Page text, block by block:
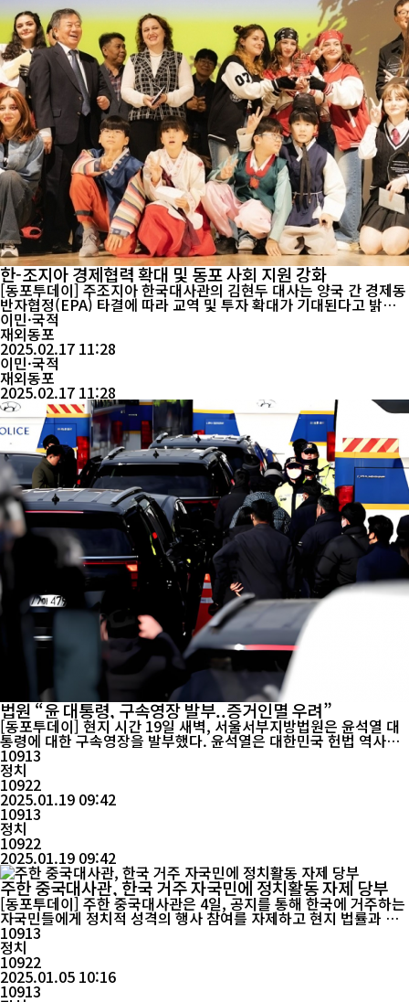
한-조지아 경제협력 확대 및 동포 사회 지원 강화
[동포투데이] 주조지아 한국대사관의 김현두 대사는 양국 간 경제동
반자협정(EPA) 타결에 따라 교역 및 투자 확대가 기대된다고 밝혔
다. 그는 또한 직항편 개설을 통해 물류와 인적 교류의 증가가 예상
되며, 조지아 내 한국 기업 진출 지원과 문화 홍보를 위한 한인회 활
동, 한국어 교육 확대 등을 추진할 계획이라고 전했다. 현지 동포들
의 안전과 애로 사항 해결에 집중할 방침이며, 이미 2023년 대비 한
국인 방문객 수가 2배...
이민·국적
재외동포
2025.02.17 11:28
이민·국적
재외동포
2025.02.17 11:28
법원 “윤 대통령, 구속영장 발부..증거인멸 우려”
[동포투데이] 현지 시간 19일 새벽, 서울서부지방법원은 윤석열 대
통령에 대한 구속영장을 발부했다. 윤석열은 대한민국 헌법 역사상
현직 대통령으로서 구속·조사를 받은 최초의 대통령이 됐다. 서울서
부지방법원은 "증거인멸의 우려가 있다"며 구속영장을 발부했다.
윤 대통령은 최장 20일간 구치소에 구금될 수 있다. 서울서부지방법
원은 18일 체포된 윤 대통령에 대한 구속영장 ...
10913
정치
10922
2025.01.19 09:42
10913
정치
10922
2025.01.19 09:42
주한 중국대사관, 한국 거주 자국민에 정치활동 자제 당부
[동포투데이] 주한 중국대사관은 4일, 공지를 통해 한국에 거주하는
자국민들에게 정치적 성격의 행사 참여를 자제하고 현지 법률과 규
정을 준수할 것을 당부했다. 최근 시위 등 정치집회가 곳곳에서 열리
고 있는 가운데 주한 중국대사관은 4일 공지를 통해 한국에 거주하
거나 방문하는 자국민에 법과 자기보호 의식을 강화하고 정치집회나
밀집 장소와 거리를 두며 정치적 발언을 ...
10913
정치
10922
2025.01.05 10:16
10913